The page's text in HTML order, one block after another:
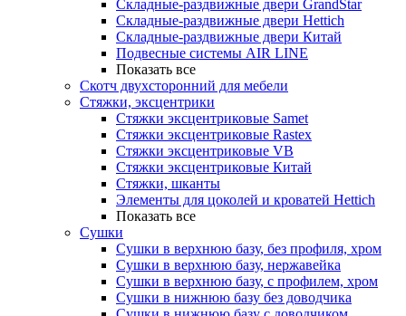
Складные-раздвижные двери GrandStar
Складные-раздвижные двери Hettich
Складные-раздвижные двери Китай
Подвесные системы AIR LINE
Показать все
Скотч двухсторонний для мебели
Стяжки, эксцентрики
Cтяжки эксцентриковые Samet
Стяжки эксцентриковые Rastex
Стяжки эксцентриковые VB
Стяжки эксцентриковые Китай
Стяжки, шканты
Элементы для цоколей и кроватей Hettich
Показать все
Сушки
Сушки в верхнюю базу, без профиля, хром
Сушки в верхнюю базу, нержавейка
Сушки в верхнюю базу, с профилем, хром
Сушки в нижнюю базу без доводчика